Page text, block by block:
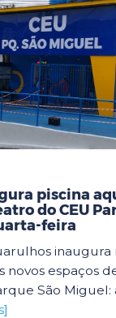
piscina
do CEU
feira
inaugura
novos espaços
São Miguel: